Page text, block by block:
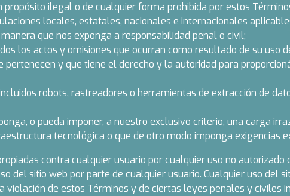
ilegal o de cualquier forma prohibida por estos
locales, estatales, nacionales e internacionales
que nos exponga a responsabilidad penal o civil;
los actos y omisiones que ocurran como resultado de su uso
pertenecen y que tiene el derecho y la autoridad para
robots, rastreadores o herramientas de extracción de
o pueda imponer, a nuestro exclusivo criterio, una carga
tecnológica o que de otro modo imponga exigencias
contra cualquier usuario por cualquier uso no autorizado
del sitio web por parte de cualquier usuario. Cualquier uso del
de estos Términos y de ciertas leyes penales y civiles